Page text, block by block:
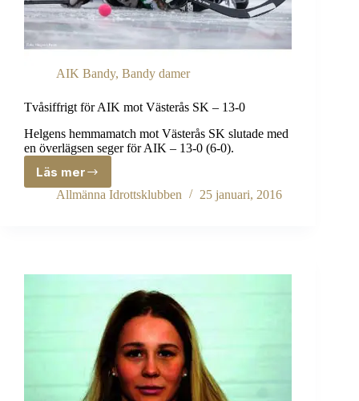
AIK Bandy, Bandy damer
Tvåsiffrigt för AIK mot Västerås SK – 13-0
Helgens hemmamatch mot Västerås SK slutade med
en överlägsen seger för AIK – 13-0 (6-0).
Läs merTvåsiffrigt
för
Allmänna Idrottsklubben 25 januari, 2016